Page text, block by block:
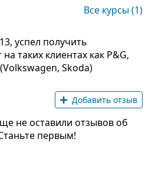
Все курсы (1)
успел получить
таких клиентах как P&G,
Skoda)
Добавить отзыв
не оставили отзывов об
первым!